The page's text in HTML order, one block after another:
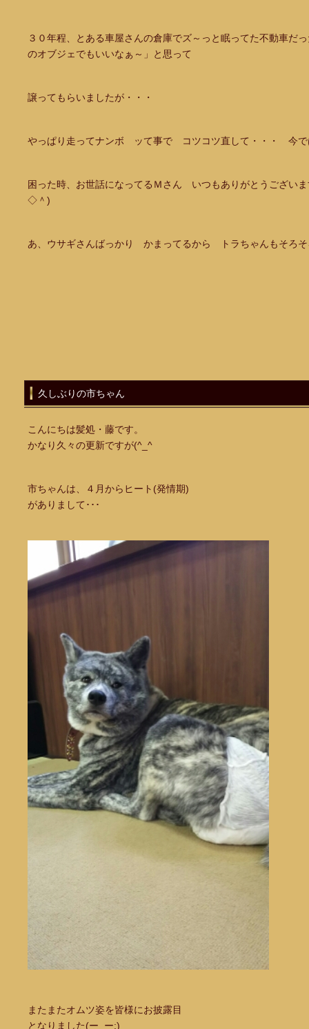
３０年程、とある車屋さんの倉庫でズ～っと眠ってた不動車だ
のオブジェでもいいなぁ～」と思って
譲ってもらいましたが・・・
やっぱり走ってナンボ ッて事で コツコツ直して・・・ 今で
困った時、お世話になってるＭさん いつもありがとうござい
◇＾)
あ、ウサギさんばっかり かまってるから トラちゃんもそろそ
久しぶりの市ちゃん
こんにちは髪処・藤です。
かなり久々の更新ですが(^_^ゞ
市ちゃんは、４月からヒート(発情期)
がありまして･･･
またまたオムツ姿を皆様にお披露目
となりました(ー_ー;)